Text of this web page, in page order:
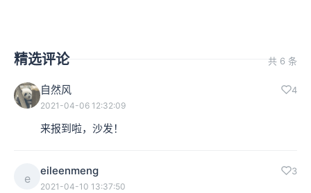
但《红楼梦》不是。我想，在中国来说，恐怕《红楼梦》
200多年，快300年来，世世代代多少人看，就因为它在写
实方面写得真好。
《红楼梦》的戏剧叙事手法
精选评论 共 6 条
自然风 4
2021-04-06 12:32:09
来报到啦，沙发！
e
eileenmeng 3
2021-04-10 13:37:50